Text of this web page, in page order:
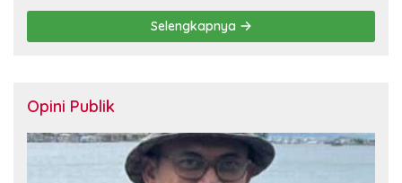
Selengkapnya
Opini Publik